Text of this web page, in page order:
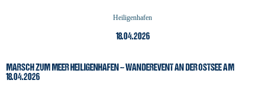
Heiligenhafen
18.04.2026
MARSCH ZUM MEER HEILIGENHAFEN – WANDEREVENT AN DER OSTSEE AM
18.04.2026